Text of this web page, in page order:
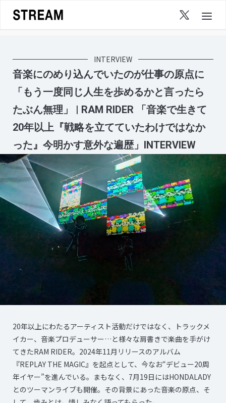
content
INTERVIEW
音楽にのめり込んでいたのが仕事の原点に
「もう一度同じ人生を歩めるかと言ったら
たぶん無理」 | RAM RIDER 「音楽で生きて
20年以上『戦略を立てていたわけではなか
った』今明かす意外な遍歴」INTERVIEW
20年以上にわたるアーティスト活動だけではなく、トラックメ
イカー、音楽プロデューサー…と様々な肩書きで楽曲を手がけ
てきたRAM RIDER。2024年11月リリースのアルバム
『REPLAY THE MAGIC』を起点として、今なお“デビュー20周
年イヤー”を進んでいる。まもなく、7月19日にはHONDALADY
とのツーマンライブも開催。その背景にあった音楽の原点、そ